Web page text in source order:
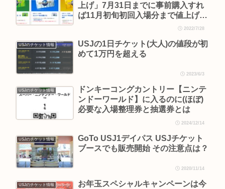
上げ」7月31日までに事前購入すれ
ば11月初旬初回入場分まで値上げ前
2022/7/28
USJのチケット情報
USJの1日チケット(大人)の値段が初
めて1万円を超える
2023/6/3
USJのチケット情報
ドンキーコングカントリー【ニンテ
ンドーワールド】に入るのに(ほぼ)
必要な入場整理券と抽選券とは
2024/12/14
USJのチケット情報
GoTo USJ1デイパス USJチケット
ブースでも販売開始 その注意点は？
2020/11/14
USJのチケット情報
お年玉スペシャルキャンペーンは今